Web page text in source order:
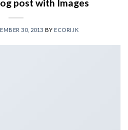
post with Images
30, 2013 BY ECORIJK